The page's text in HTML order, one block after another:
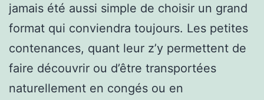
jamais été aussi simple de choisir un grand
format qui conviendra toujours. Les petites
contenances, quant leur z’y permettent de
faire découvrir ou d’être transportées
naturellement en congés ou en